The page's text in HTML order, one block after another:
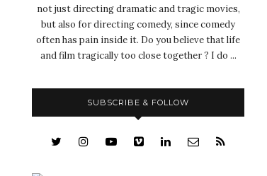
not just directing dramatic and tragic movies,
but also for directing comedy, since comedy
often has pain inside it. Do you believe that life
and film tragically too close together ? I do ...
SUBSCRIBE & FOLLOW